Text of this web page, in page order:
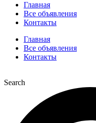
Главная
Все объявления
Контакты
Главная
Все объявления
Контакты
Search